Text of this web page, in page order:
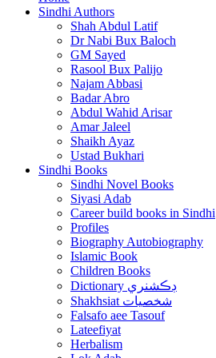
Sindhi Authors
Shah Abdul Latif
Dr Nabi Bux Baloch
GM Sayed
Rasool Bux Palijo
Najam Abbasi
Badar Abro
Abdul Wahid Arisar
Amar Jaleel
Shaikh Ayaz
Ustad Bukhari
Sindhi Books
Sindhi Novel Books
Siyasi Adab
Career build books in Sindhi
Profiles
Biography Autobiography
Islamic Book
Children Books
Dictionary ڊڪشنري
Shakhsiat شخصيات
Falsafo aee Tasouf
Lateefiyat
Herbalism